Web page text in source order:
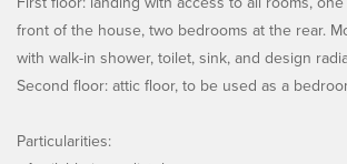
front of the house, two bedrooms at the rear.
with walk-in shower, toilet, sink, and design
Second floor: attic floor, to be used as a
Particularities: